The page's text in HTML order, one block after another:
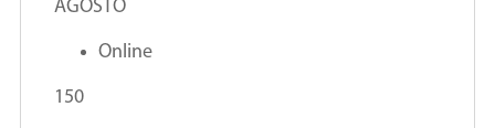
AGOSTO
Online
150